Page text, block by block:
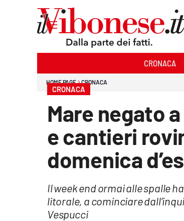
Economia e Lavoro
CRONACA
HOME PAGE CRONACA
CRONACA
Mare negato
e cantieri
domenica
Il week end ormai alle spalle
litorale, a cominciare
Vespucci